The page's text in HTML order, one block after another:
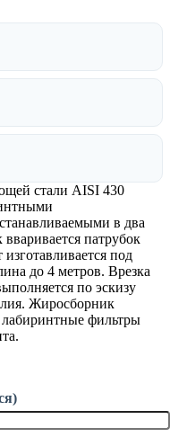
стали AISI 430
в два
патрубок
под
до 4 метров. Врезка
по эскизу
Жиросборник
фильтры